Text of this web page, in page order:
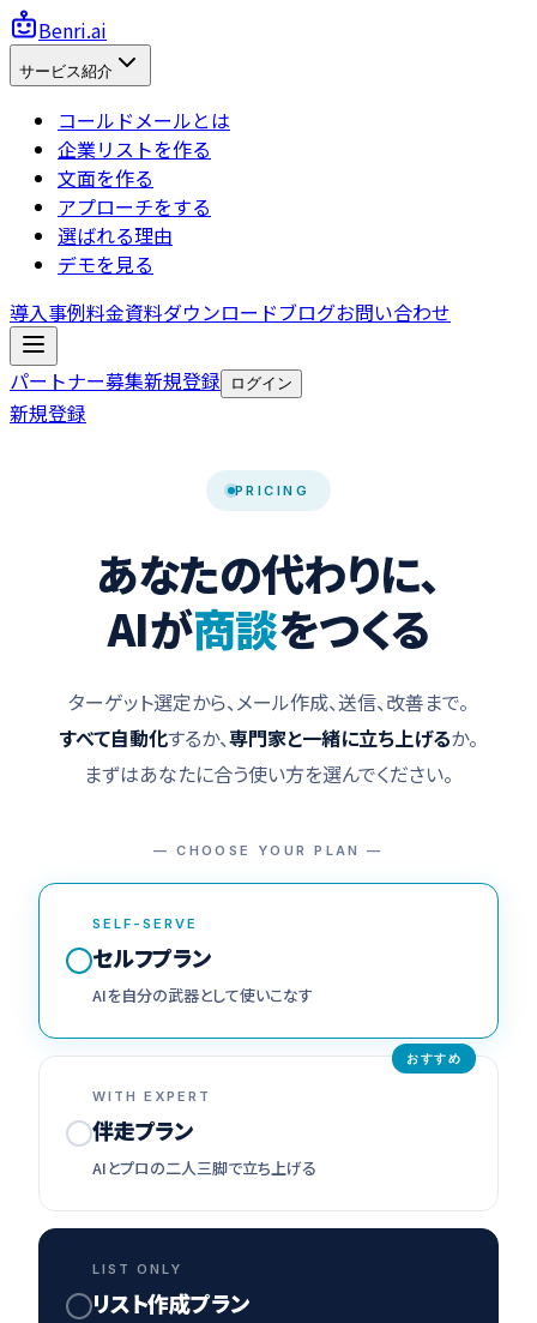
Benri.ai
サービス紹介
コールドメールとは
企業リストを作る
文面を作る
アプローチをする
選ばれる理由
デモを見る
導入事例料金資料ダウンロードブログお問い合わせ
パートナー募集新規登録 ログイン
新規登録
PRICING
あなたの代わりに、
AIが商談をつくる
ターゲット選定から、メール作成、送信、改善まで。
すべて自動化するか、専門家と一緒に立ち上げるか。
まずはあなたに合う使い方を選んでください。
— CHOOSE YOUR PLAN —
SELF-SERVE
セルフプラン
AIを自分の武器として使いこなす
おすすめ
WITH EXPERT
伴走プラン
AIとプロの二人三脚で立ち上げる
LIST ONLY
リスト作成プラン